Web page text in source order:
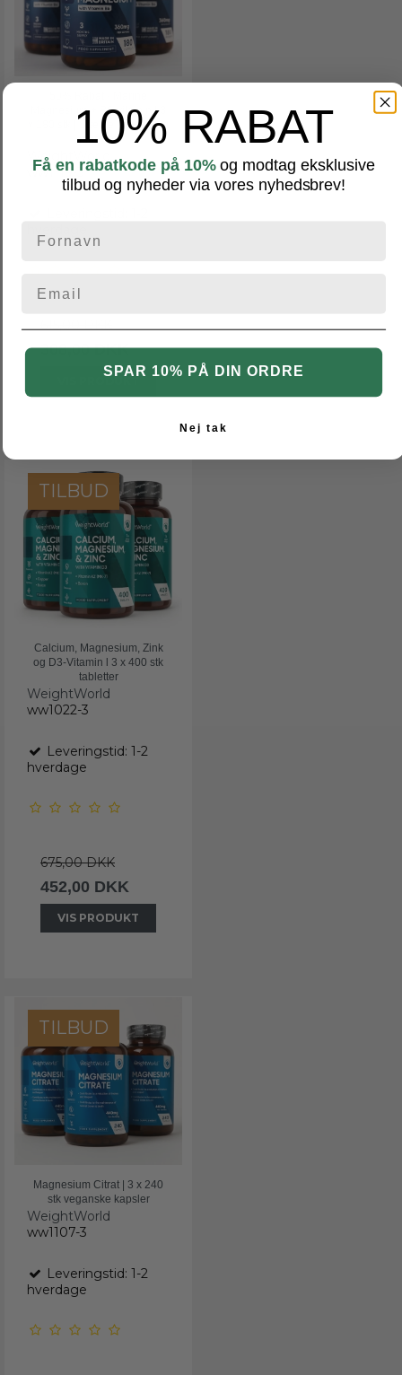
Magnesium + B6-vitamin | 3
x 180 stk | Stærke knogler og
muskler
WeightWorld
ww1119-3
615,00 DKK
308,00 DKK
VIS PRODUKT
TILBUD
Calcium, Magnesium, Zink
og D3-Vitamin l 3 x 400 stk
tabletter
WeightWorld
ww1022-3
Leveringstid: 1-2
hverdage
675,00 DKK
452,00 DKK
VIS PRODUKT
TILBUD
Magnesium Citrat | 3 x 240
stk veganske kapsler
WeightWorld
ww1107-3
Leveringstid: 1-2
hverdage
10% RABAT
Få en rabatkode på 10%og modtag eksklusive
tilbud og nyheder via vores nyhedsbrev!
SPAR 10% PÅ DIN ORDRE
Nej tak